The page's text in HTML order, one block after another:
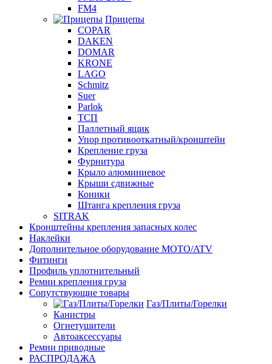
FM4
Прицепы
COPAR
DAKEN
DOMAR
KRONE
LAGO
Schmitz
Suer
Parlok
ТСП
Паллетный ящик
Упор противооткатный/кронштейн
Крепление груза
Фурнитура
Крыло алюминиевое
Крыши сдвижные
Коники
Штанга крепления груза
SITRAK
Кронштейны крепления запасных колес
Наклейки
Дополнительное оборудование MOTO/ATV
Фитинги
Профиль уплотнительный
Ремни крепления груза
Сопутствующие товары
Газ/Плиты/Горелки
Канистры
Огнетушители
Автоаксессуары
Ремни приводные
РАСПРОДАЖА